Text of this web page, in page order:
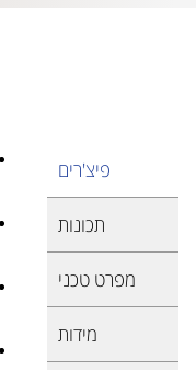
פיצ'רים
תכונות
מפרט טכני
מידות